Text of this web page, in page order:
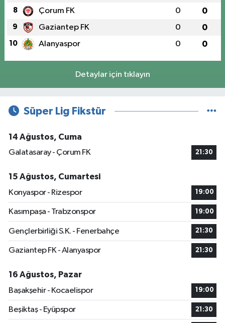
8 Çorum FK 0 0
9 Gaziantep FK 0 0
10 Alanyaspor 0 0
Detaylar için tıklayın
Süper Lig Fikstür
14 Ağustos, Cuma
Galatasaray - Çorum FK
21:30
15 Ağustos, Cumartesi
Konyaspor - Rizespor
19:00
Kasımpaşa - Trabzonspor 19:00
Gençlerbirliği S.K. - Fenerbahçe 21:30
Gaziantep FK - Alanyaspor 21:30
16 Ağustos, Pazar
Başakşehir - Kocaelispor
19:00
Beşiktaş - Eyüpspor 21:30